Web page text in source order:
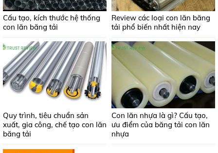
Cấu tạo, kích thước hệ thống
con lăn băng tải
Review các loại con lăn băng
tải phổ biến nhất hiện nay
Quy trình, tiêu chuẩn sản
xuất, gia công, chế tạo con lăn
băng tải
Con lăn nhựa là gì? Cấu tạo,
ưu điểm của băng tải con lăn
nhựa